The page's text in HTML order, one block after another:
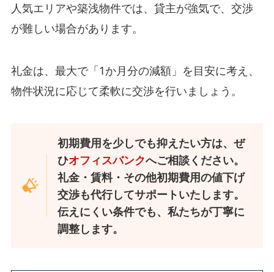
人気エリアや築浅物件では、貸主が強気で、交渉
が難しい場合があります。
礼金は、最大で「1か月分の減額」を目安に考え、
物件状況に応じて柔軟に交渉を行いましょう。
初期費用を少しでも抑えたい方は、ぜ
ひオフィスバンクへご相談ください。
礼金・賃料・その他初期費用の値下げ
交渉も代行してサポートいたします。
伝えにくい条件でも、私たちが丁寧に
調整します。